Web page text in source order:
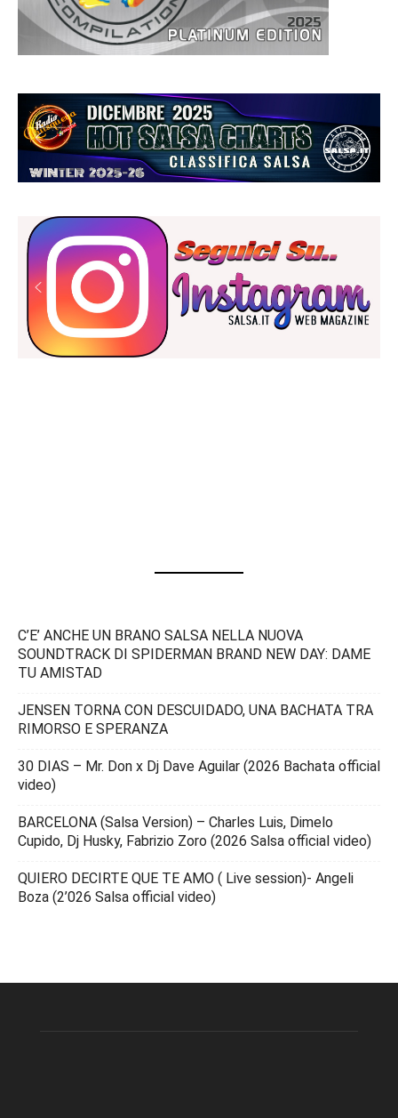
C’E’ ANCHE UN BRANO SALSA NELLA NUOVA
SOUNDTRACK DI SPIDERMAN BRAND NEW DAY: DAME
TU AMISTAD
JENSEN TORNA CON DESCUIDADO, UNA BACHATA TRA
RIMORSO E SPERANZA
30 DIAS – Mr. Don x Dj Dave Aguilar (2026 Bachata official
video)
BARCELONA (Salsa Version) – Charles Luis, Dimelo
Cupido, Dj Husky, Fabrizio Zoro (2026 Salsa official video)
QUIERO DECIRTE QUE TE AMO ( Live session)- Angeli
Boza (2’026 Salsa official video)